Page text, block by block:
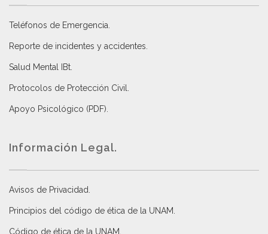
Teléfonos de Emergencia.
Reporte de incidentes y accidentes
Salud Mental IBt
Protocolos de Protección Civil
Apoyo Psicológico (PDF)
Información Legal.
Avisos de Privacidad
Principios del código de ética de la UNAM
Código de ética de la UNAM